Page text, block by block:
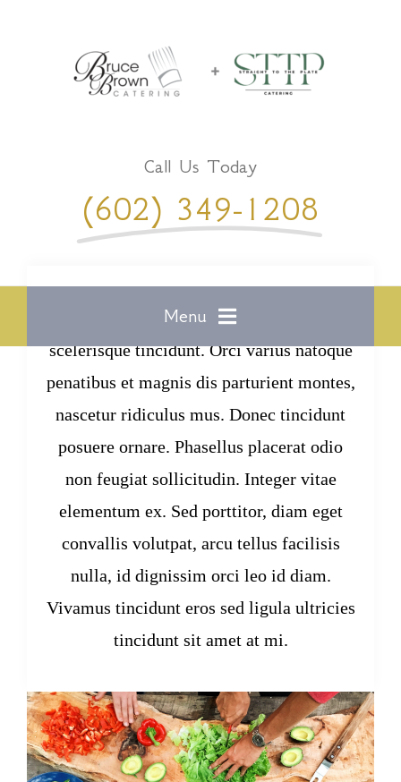
Call Us Today
(602) 349-1208
Menu
About Us
Events
Corporate
Social
Services
Bar
Additional Services
Contact Us
Request a Quote
Suspendisse at semper odio. Nam fringilla
scelerisque tincidunt. Orci varius natoque
penatibus et magnis dis parturient montes,
nascetur ridiculus mus. Donec tincidunt
posuere ornare. Phasellus placerat odio
non feugiat sollicitudin. Integer vitae
elementum ex. Sed porttitor, diam eget
convallis volutpat, arcu tellus facilisis
nulla, id dignissim orci leo id diam.
Vivamus tincidunt eros sed ligula ultricies
tincidunt sit amet at mi.